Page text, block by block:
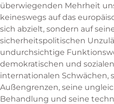
überwiegenden Mehrheit
keineswegs auf das
sich abzielt, sondern auf
sicherheitspolitischen
undurchsichtige
demokratischen und
internationalen Schwächen,
Außengrenzen, seine
Behandlung und seine